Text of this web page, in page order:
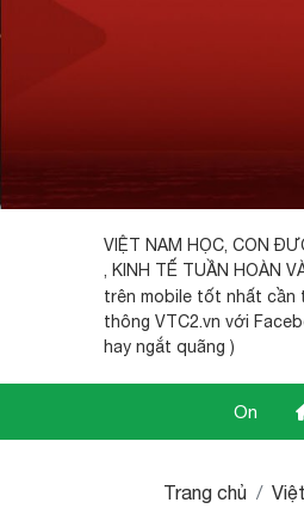
VIỆT NAM HỌC, CON
, KINH TẾ TUẦN HOÀN
trên mobile tốt nhất cần
thông VTC2.vn với
hay ngắt quãng )
On
Trang chủ